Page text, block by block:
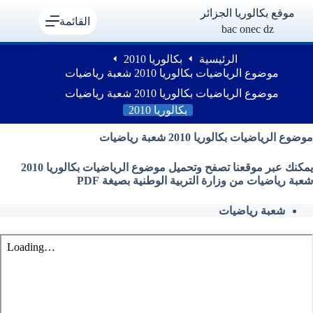
موقع بكالوريا الجزائر
bac onec dz
القائمة
الرئيسية
بكالوريا 2010
موضوع الرياضيات بكالوريا 2010 شعبة رياضيات
موضوع الرياضيات بكالوريا 2010 شعبة رياضيات
بكالوريا 2010
موضوع الرياضيات بكالوريا 2010 شعبة رياضيات
يمكنك عبر موقعنا تصفح وتحميل موضوع الرياضيات بكالوريا 2010
شعبة رياضيات من وزارة التربية الوطنية بصيغة PDF
شعبة رياضيات